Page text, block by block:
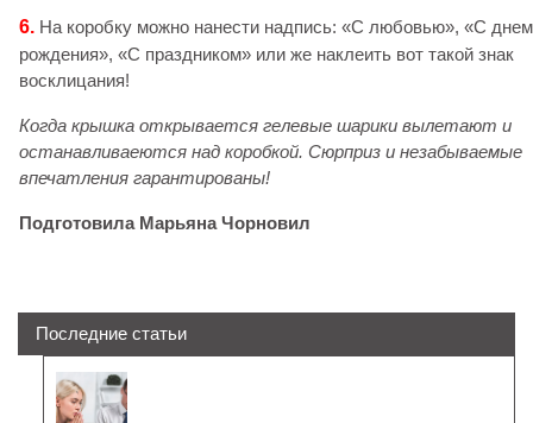
6. На коробку можно нанести надпись: «С любовью», «С днем
рождения», «С праздником» или же наклеить вот такой знак
восклицания!
Когда крышка открывается гелевые шарики вылетают и
останавливаеются над коробкой. Сюрприз и незабываемые
впечатления гарантированы!
Подготовила Марьяна Чорновил
Последние статьи